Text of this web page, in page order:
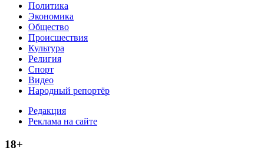
Политика
Экономика
Общество
Происшествия
Культура
Религия
Спорт
Видео
Народный репортёр
Редакция
Реклама на сайте
18+